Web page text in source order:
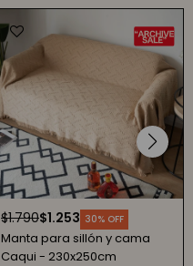
$1.253
$1.790 30
Manta para sillón y cama
Caqui - 230x250cm